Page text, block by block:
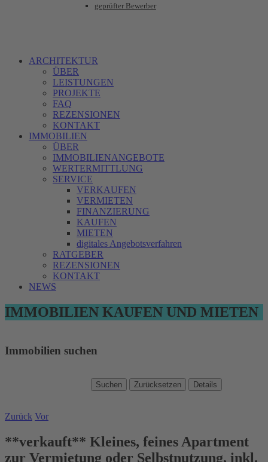
geprüfter Bewerber
ARCHITEKTUR
ÜBER
LEISTUNGEN
PROJEKTE
FAQ
REZENSIONEN
KONTAKT
IMMOBILIEN
ÜBER
IMMOBILIENANGEBOTE
WERTERMITTLUNG
SERVICE
VERKAUFEN
VERMIETEN
FINANZIERUNG
KAUFEN
MIETEN
digitales Angebotsverfahren
RATGEBER
REZENSIONEN
KONTAKT
NEWS
IMMOBILIEN KAUFEN UND MIETEN
Immobilien suchen
Suchen Zurücksetzen Details
Zurück Vor
**verkauft** Kleines, feines Apartment
zur Vermietung oder Selbstnutzung, inkl.